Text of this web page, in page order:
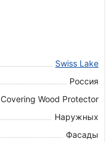
Swiss Lake
Россия
Covering Wood Protector
Наружных
Фасады